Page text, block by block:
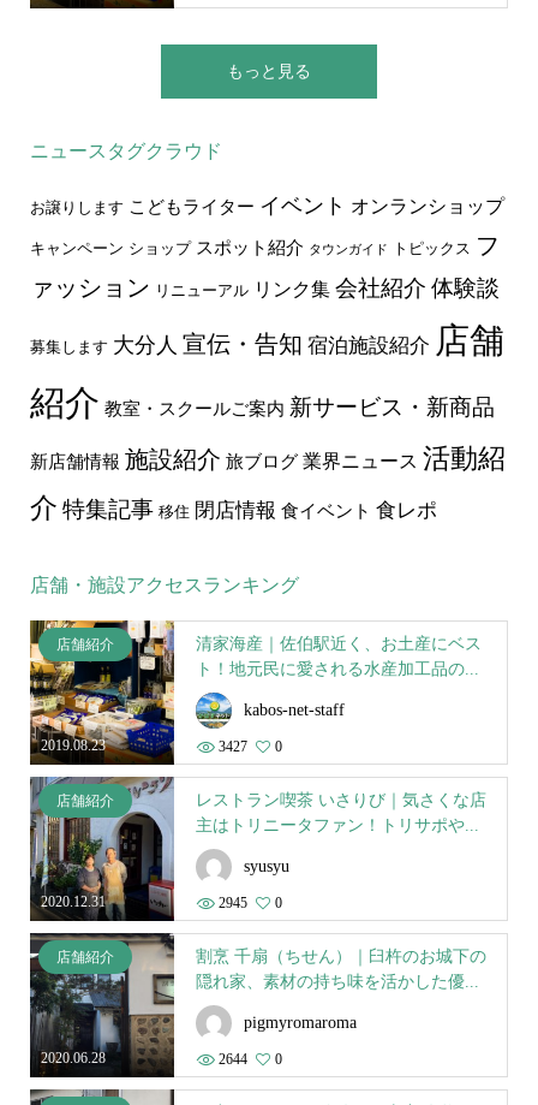
もっと見る
ニュースタグクラウド
お譲りします こどもライター イベント オンランショップ
キャンペーン ショップ スポット紹介 タウンガイド トピックス フ
ァッション リニューアル リンク集 会社紹介 体験談
募集します 大分人 宣伝・告知 宿泊施設紹介 店舗
紹介 教室・スクールご案内 新サービス・新商品
新店舗情報 施設紹介 旅ブログ 業界ニュース 活動紹
介 特集記事 移住 閉店情報 食イベント 食レポ
店舗・施設アクセスランキング
2019.08.23
店舗紹介
清家海産｜佐伯駅近く、お土産にベス
ト！地元民に愛される水産加工品の...
kabos-net-staff
3427 0
2020.12.31
店舗紹介
レストラン喫茶 いさりび｜気さくな店
主はトリニータファン！トリサポや...
syusyu
2945 0
2020.06.28
店舗紹介
割烹 千扇（ちせん）｜臼杵のお城下の
隠れ家、素材の持ち味を活かした優...
pigmyromaroma
2644 0